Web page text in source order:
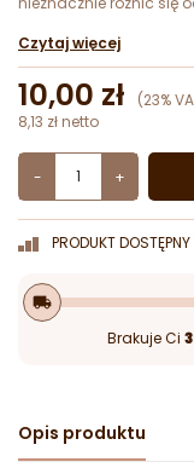
Czytaj więcej
10,00 zł (23%
8,13 zł netto
- +
PRODUKT
local_shipping
Brakuje Ci
Opis produktu